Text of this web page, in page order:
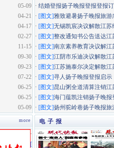
05-09
04-21
04-17
02-27
11-15
09-30
09-23
07-22
06-25
06-25
05-09
· 结婚登报扬子晚报登报登报
· [图文]雅致避暑扬子晚报旅游
· [图文]无锡凯宸决议解散江苏
· [图文]整改通知书公告送达江
· [图文]南京素养教育决议解江
· [图文]江阴市乐迪决议解散江
· [图文]江苏施泰尔决定解散江
· [图文]寻人扬子晚报登报启示
· [图文]昆山粥全道清算注销江
· [图文]海门蕴凯注销扬子晚报
· [图文]扬州驼岭巷扬子晚报旅
more 电 子 报
·
[